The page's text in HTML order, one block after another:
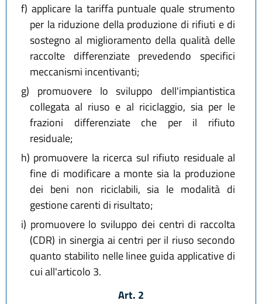
f) applicare la tariffa puntuale quale strumento
per la riduzione della produzione di rifiuti e di
sostegno al miglioramento della qualità delle
raccolte differenziate prevedendo specifici
meccanismi incentivanti;
g) promuovere lo sviluppo dell'impiantistica
collegata al riuso e al riciclaggio, sia per le
frazioni differenziate che per il rifiuto
residuale;
h) promuovere la ricerca sul rifiuto residuale al
fine di modificare a monte sia la produzione
dei beni non riciclabili, sia le modalità di
gestione carenti di risultato;
i) promuovere lo sviluppo dei centri di raccolta
(CDR) in sinergia ai centri per il riuso secondo
quanto stabilito nelle linee guida applicative di
cui all'articolo 3.
Art. 2